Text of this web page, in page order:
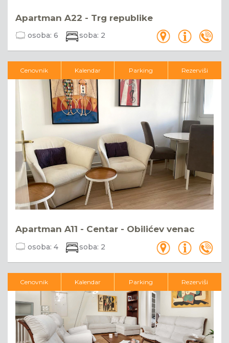
Apartman A22 - Trg republike
osoba: 6 soba: 2
Apartman A11 - Centar - Obilićev venac
osoba: 4 soba: 2
Cenovnik Kalendar Parking Rezerviši
Cenovnik Kalendar Parking Rezerviši